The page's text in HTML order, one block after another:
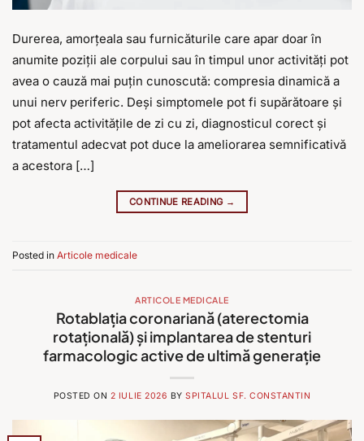
Durerea, amorțeala sau furnicăturile care apar doar în
anumite poziții ale corpului sau în timpul unor activități pot
avea o cauză mai puțin cunoscută: compresia dinamică a
unui nerv periferic. Deși simptomele pot fi supărătoare și
pot afecta activitățile de zi cu zi, diagnosticul corect și
tratamentul adecvat pot duce la ameliorarea semnificativă
a acestora […]
CONTINUE READING →
Posted in Articole medicale
ARTICOLE MEDICALE
Rotablația coronariană (aterectomia
rotațională) și implantarea de stenturi
farmacologic active de ultimă generație
POSTED ON 2 IULIE 2026 BYSPITALUL SF. CONSTANTIN